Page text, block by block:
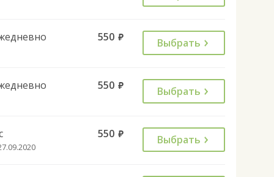
550 руб. Выбрать
550 руб. Выбрать
550 руб. Выбрать